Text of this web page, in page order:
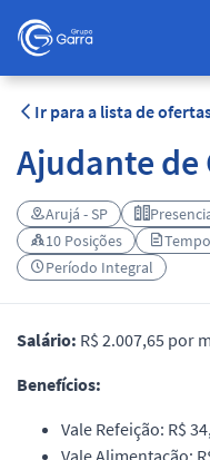
Ir para a lista de
Ajudante de
Arujá - SP
10 Posições
Período Integral
Salário: R$ 2.007,65 por
Benefícios:
Vale Refeição: R$
Vale Alimentação: